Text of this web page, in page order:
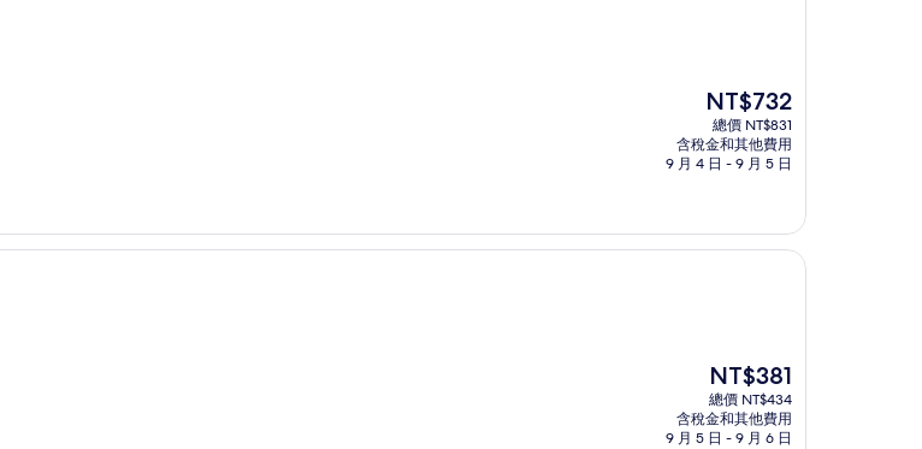
現
在
價
格
NT$732
總價 NT$831
含稅金和其他費用
9 月 4 日 - 9 月 5 日
現
在
價
格
NT$381
總價 NT$434
含稅金和其他費用
9 月 5 日 - 9 月 6 日